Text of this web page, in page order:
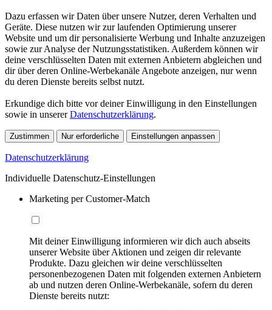
Dazu erfassen wir Daten über unsere Nutzer, deren Verhalten und
Geräte. Diese nutzen wir zur laufenden Optimierung unserer
Website und um dir personalisierte Werbung und Inhalte anzuzeigen
sowie zur Analyse der Nutzungsstatistiken. Außerdem können wir
deine verschlüsselten Daten mit externen Anbietern abgleichen und
dir über deren Online-Werbekanäle Angebote anzeigen, nur wenn
du deren Dienste bereits selbst nutzt.
Erkundige dich bitte vor deiner Einwilligung in den Einstellungen
sowie in unsererDatenschutzerklärung.
Zustimmen Nur erforderliche Einstellungen anpassen
Datenschutzerklärung
Individuelle Datenschutz-Einstellungen
Marketing per Customer-Match
Mit deiner Einwilligung informieren wir dich auch abseits
unserer Website über Aktionen und zeigen dir relevante
Produkte. Dazu gleichen wir deine verschlüsselten
personenbezogenen Daten mit folgenden externen Anbietern
ab und nutzen deren Online-Werbekanäle, sofern du deren
Dienste bereits nutzt: